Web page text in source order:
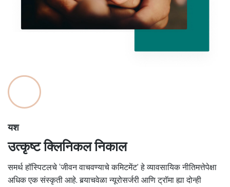
यश
उत्कृष्ट क्लिनिकल निकाल
समर्थ हॉस्पिटलचे ‘जीवन वाचवण्याचे कमिटमेंट’ हे व्यावसायिक नीतिमत्तेपेक्षा
अधिक एक संस्कृती आहे. बर्‍याचवेळा न्यूरोसर्जरी आणि ट्रॉमा ह्या दोन्ही